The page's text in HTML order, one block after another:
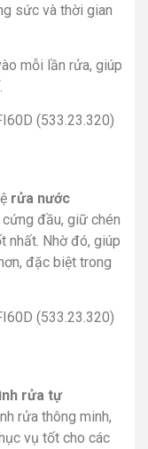
sức và thời gian
mỗi lần rửa, giúp
rửa nước
đầu, giữ chén
nhất. Nhờ đó, giúp
đặc biệt trong
rửa tự
rửa thông minh,
vụ tốt cho các